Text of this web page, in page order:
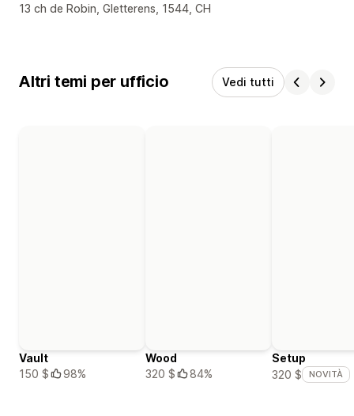
Recapiti del designer
13 ch de Robin, Gletterens, 1544, CH
Altri temi per ufficio Vedi tutti
Vault
150 $
98%
Wood
320 $
84%
Setup
320 $
NOVITÀ